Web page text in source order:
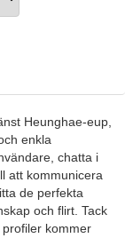
Heunghae-eup,
enkla
chatta i
att kommunicera
de perfekta
och flirt. Tack
kommer